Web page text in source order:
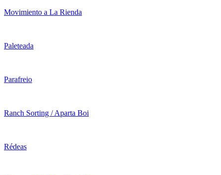
Movimiento a La Rienda
Paleteada
Parafreio
Ranch Sorting / Aparta Boi
Rédeas